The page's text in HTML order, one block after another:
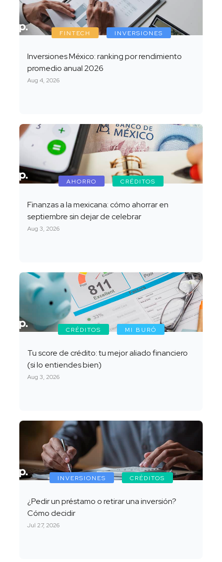
FINTECH INVERSIONES
Inversiones México: ranking por rendimiento
promedio anual 2026
Aug 4, 2026
AHORRO CRÉDITOS
Finanzas a la mexicana: cómo ahorrar en
septiembre sin dejar de celebrar
Aug 3, 2026
CRÉDITOS MI BURÓ
Tu score de crédito: tu mejor aliado financiero
(si lo entiendes bien)
Aug 3, 2026
INVERSIONES CRÉDITOS
¿Pedir un préstamo o retirar una inversión?
Cómo decidir
Jul 27, 2026